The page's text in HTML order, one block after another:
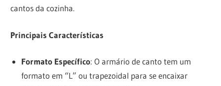
cantos da cozinha.
Principais Características
Formato Específico: O armário de canto tem um
formato em “L” ou trapezoidal para se encaixar